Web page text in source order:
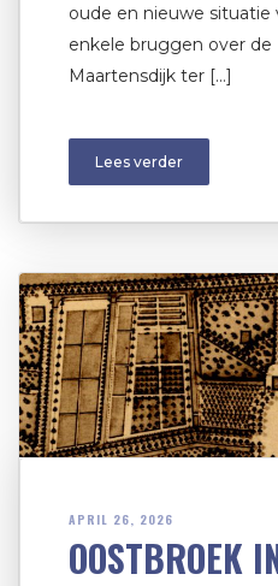
oude en nieuwe situatie
enkele bruggen over de
Maartensdijk ter […]
Lees verder
APRIL 26, 2026
OOSTBROEK